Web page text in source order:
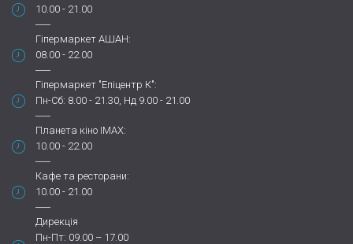
10.00 - 21.00
Гіпермаркет АШАН:
08.00 - 22.00
Гіпермаркет "Епіцентр К":
Пн-Сб: 8.00 - 21.30, Нд 9.00 - 21.00
Планета кіно IMAX:
10.00 - 22.00
Кафе та ресторани:
10.00 - 21.00
Дирекція
Пн-Пт: 09.00 – 17.00